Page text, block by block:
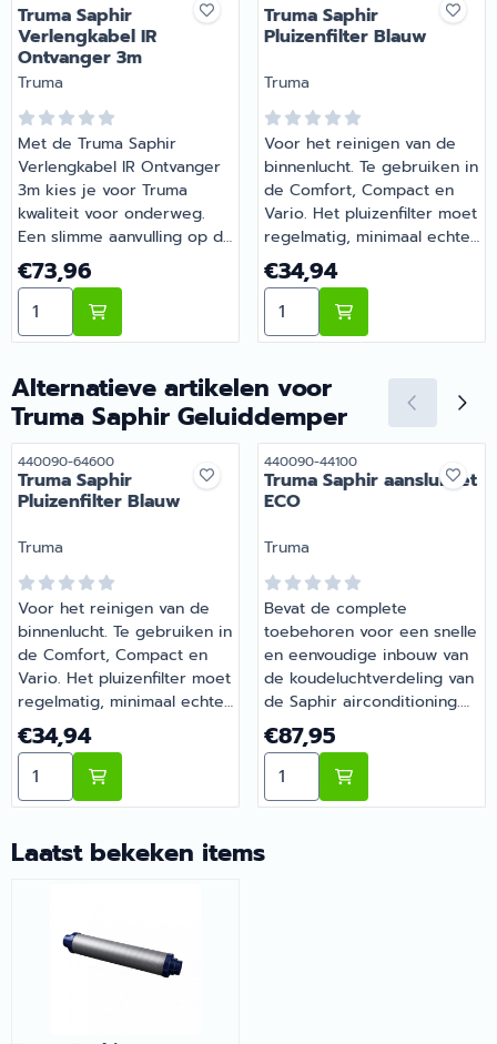
Truma Saphir
Verlengkabel IR
Ontvanger 3m
Merk:
Truma
Met de Truma Saphir
Verlengkabel IR Ontvanger
3m kies je voor Truma
kwaliteit voor onderweg.
Een slimme aanvulling op de
uitrusting van je camper of
caravan. Barsema Recreatie
levert camper-, caravan- en
campingonderdelen met
Prijs: 73,96
€73,96
Aantal kiezen voor Truma Saphir Verlengkabel IR
Truma Saphir
Pluizenfilter Blauw
Merk:
Truma
Voor het reinigen van de
binnenlucht. Te gebruiken in
de Comfort, Compact en
Vario. Het pluizenfilter moet
regelmatig, minimaal echter
2 keer per jaar worden
gereinigd en desgewenst
worden vervangen. | Truma
Saphir Pluizenfilter Blauw |
Prijs: 34,94
€34,94
Aantal kiezen voor Truma
Alternatieve artikelen voor
Truma Saphir Geluiddemper
Artikelnummer
440090-64600
Truma Saphir
Pluizenfilter Blauw
Merk:
Truma
Voor het reinigen van de
binnenlucht. Te gebruiken in
de Comfort, Compact en
Vario. Het pluizenfilter moet
regelmatig, minimaal echter
2 keer per jaar worden
gereinigd en desgewenst
worden vervangen. | Truma
Saphir Pluizenfilter Blauw |
64600
Prijs: 34,94
€34,94
Aantal kiezen voor Truma Saphir Pluizenfilter Blauw
Artikelnummer
440090-44100
Truma Saphir aansluitset
ECO
Merk:
Truma
Bevat de complete
toebehoren voor een snelle
en eenvoudige inbouw van
de koudeluchtverdeling van
de Saphir airconditioning.
Set bestaat uit: 3mtr
koudeluchtbuis Ø65mm, 3
eindstukmoeren EM, 3
eindstukken EN, 3
aansluitset ECO |
Prijs: 87,95
€87,95
Aantal kiezen voor Truma
Laatst bekeken items